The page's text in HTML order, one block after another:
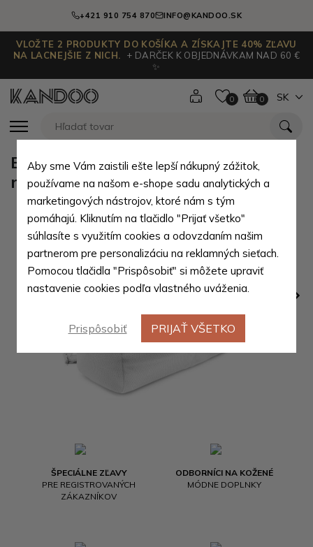
+421 910 754 870 INFO@KANDOO.SK
VLOŽTE 2 PRODUKTY DO KOŠÍKA A ZÍSKAJTE 40% ZĽAVU
NA LACNEJŠIE Z NICH.
+ DARČEK K OBJEDNÁVKAM NAD 60 €
✨
0 0 SK
ŠPECIÁLNE ZĽAVY
PRE REGISTROVANÝCH
ZÁKAZNÍKOV
ODBORNÍCI NA KOŽENÉ
MÓDNE DOPLNKY
Biela dámska taška do ruky aj cez
rameno Izumi
Aby sme Vám zaistili ešte lepší nákupný zážitok,
používame na našom e-shope sadu analytických a
marketingových nástrojov, ktoré nám s tým
pomáhajú. Kliknutím na tlačidlo "Prijať všetko"
súhlasíte s využitím cookies a odovzdaním našim
partnerom pre personalizáciu na reklamných sieťach.
Pomocou tlačidla "Prispôsobiť" si môžete upraviť
nastavenie cookies podľa vlastného uváženia.
Prispôsobiť PRIJAŤ VŠETKO